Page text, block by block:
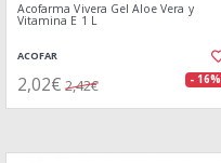
Acofarma Vivera Gel Aloe Vera y
Vitamina E 1 L
ACOFAR
2,02€ 2,42€ - 16%